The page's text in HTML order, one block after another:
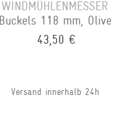
WINDMÜHLENMESSER
Buckels 118 mm, Olive
43,50 €
Versand innerhalb 24h